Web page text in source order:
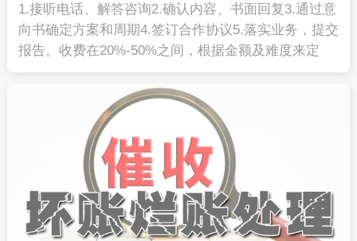
1.接听电话、解答咨询2.确认内容、书面回复3.通过意
向书确定方案和周期4.签订合作协议5.落实业务，提交
报告。收费在20%-50%之间，根据金额及难度来定